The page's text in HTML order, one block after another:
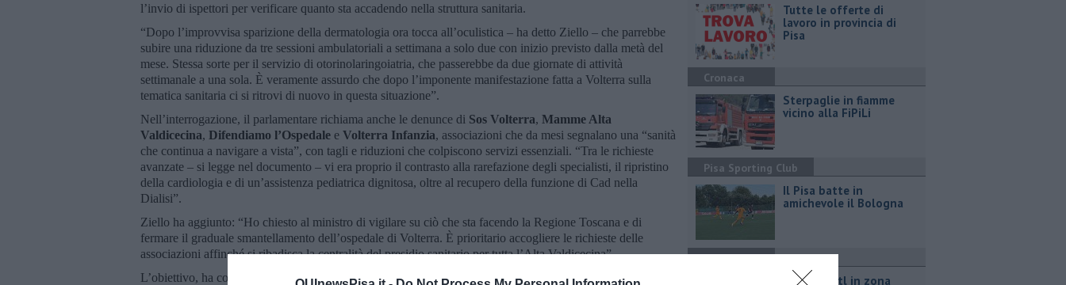
l’invio di ispettori per verificare quanto sta accadendo nella struttura sanitaria.
“Dopo l’improvvisa sparizione della dermatologia ora tocca all’oculistica – ha detto Ziello – che parrebbe
subire una riduzione da tre sessioni ambulatoriali a settimana a solo due con inizio previsto dalla metà del
mese. Stessa sorte per il servizio di otorinolaringoiatria, che passerebbe da due giornate di attività
settimanale a una sola. È veramente assurdo che dopo l’imponente manifestazione fatta a Volterra sulla
tematica sanitaria ci si ritrovi di nuovo in questa situazione”.
Nell’interrogazione, il parlamentare richiama anche le denunce di Sos Volterra, Mamme Alta
Valdicecina, Difendiamo l’Ospedale e Volterra Infanzia, associazioni che da mesi segnalano una “sanità
che continua a navigare a vista”, con tagli e riduzioni che colpiscono servizi essenziali. “Tra le richieste
avanzate – si legge nel documento – vi era proprio il contrasto alla rarefazione degli specialisti, il ripristino
della cardiologia e di un’assistenza pediatrica dignitosa, oltre al recupero della funzione di Cad nella
Dialisi”.
Ziello ha aggiunto: “Ho chiesto al ministro di vigilare su ciò che sta facendo la Regione Toscana e di
fermare il graduale smantellamento dell’ospedale di Volterra. È prioritario accogliere le richieste delle
associazioni affinché si ribadisca la centralità del presidio sanitario per tutta l’Alta Valdicecina”.
L’obiettivo, ha concluso il deputato, è quello di “garantire il principio della centralità del paziente e di
​Tutte le offerte di
lavoro in provincia di
Pisa
Cronaca
Sterpaglie in fiamme
vicino alla FiPiLi
Pisa Sporting Club
Il Pisa batte in
amichevole il Bologna
Attualità
Torna la Ztl in zona